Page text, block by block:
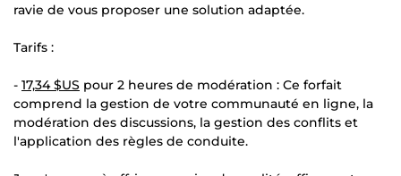
ravie de vous proposer une solution adaptée.
Tarifs :
- 17,34 $US pour 2 heures de modération : Ce forfait
comprend la gestion de votre communauté en ligne, la
modération des discussions, la gestion des conflits et
l'application des règles de conduite.